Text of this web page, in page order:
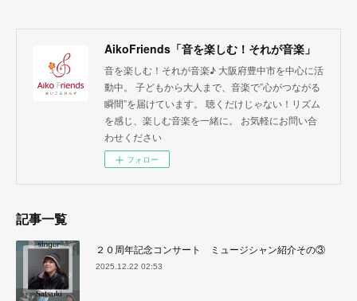
AikoFriends「音を楽しむ！それが音楽」
音を楽しむ！それが音楽♪ 大阪府豊中市を中心に活
動中。 子どもから大人まで、音楽で”心がつながる
瞬間”を届けています。 聴くだけじゃない！リズム
を感じ、楽しむ音楽を一緒に。 お気軽にお問い合
わせください
フォロー
記事一覧
２０周年記念コンサート ミュージシャン紹介その③
2025.12.22 02:53